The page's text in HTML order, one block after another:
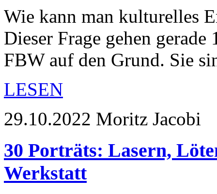
Wie kann man kulturelles
Dieser Frage gehen
FBW auf den Grund. Sie
LESEN
29.10.2022 Moritz Jacobi
30 Porträts: Lasern,
Werkstatt